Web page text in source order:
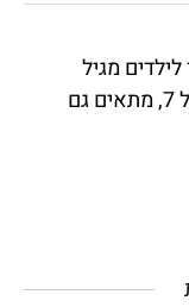
מגיל
שנתיים, פארק חבלים גבוה לילדים מגיל 7, מתאים גם